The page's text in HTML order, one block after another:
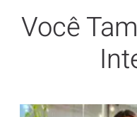
Você